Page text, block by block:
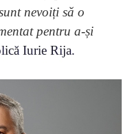
nevoiți să o
pentru a-și
Iurie Rija.